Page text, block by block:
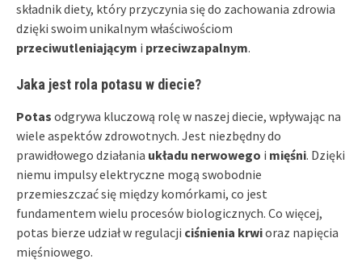
składnik diety, który przyczynia się do zachowania zdrowia
dzięki swoim unikalnym właściwościom
przeciwutleniającym i przeciwzapalnym.
Jaka jest rola potasu w diecie?
Potas odgrywa kluczową rolę w naszej diecie, wpływając na
wiele aspektów zdrowotnych. Jest niezbędny do
prawidłowego działania układu nerwowego i mięśni. Dzięki
niemu impulsy elektryczne mogą swobodnie
przemieszczać się między komórkami, co jest
fundamentem wielu procesów biologicznych. Co więcej,
potas bierze udział w regulacji ciśnienia krwioraz napięcia
mięśniowego.